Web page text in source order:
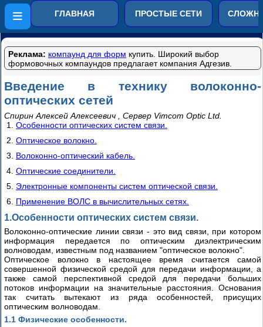
Компьютерные сети от
простого к сложному
ГЛАВНАЯ ПРОСТЫЕ СЕТИ
Реклама: компаунд для форм купить. Широкий выбор
формовочных компаундов предлагает компания Адгезив.
Введение в технику волоконно-
оптических сетей
Спирин Алексей Алексеевич , Сервер Vimcom Optic Ltd.
Особенности оптических систем связи.
Оптическое волокно.
Волоконно-оптический кабель.
Оптические соединители.
Электронные компоненты систем оптической связи.
Применение ВОЛС в вычислительных сетях.
1.Особенности оптических систем связи.
Волоконно-оптические линии связи - это вид связи, при котором
информация передается по оптическим диэлектрическим
волноводам, известным под названием "оптическое волокно".
Оптическое волокно в настоящее время считается самой
совершенной физической средой для передачи информации, а
также самой перспективной средой для передачи больших
потоков информации на значительные расстояния. Основания
так считать вытекают из ряда особенностей, присущих
оптическим волноводам.
1.1 Физические особенности.
LRE
технологий
Wi-
Fi
для
Обзор
D-
Link
DWL-
2100AP
часть
1
Обзор
D-
Link
DWL-
2100AP
Часть
2